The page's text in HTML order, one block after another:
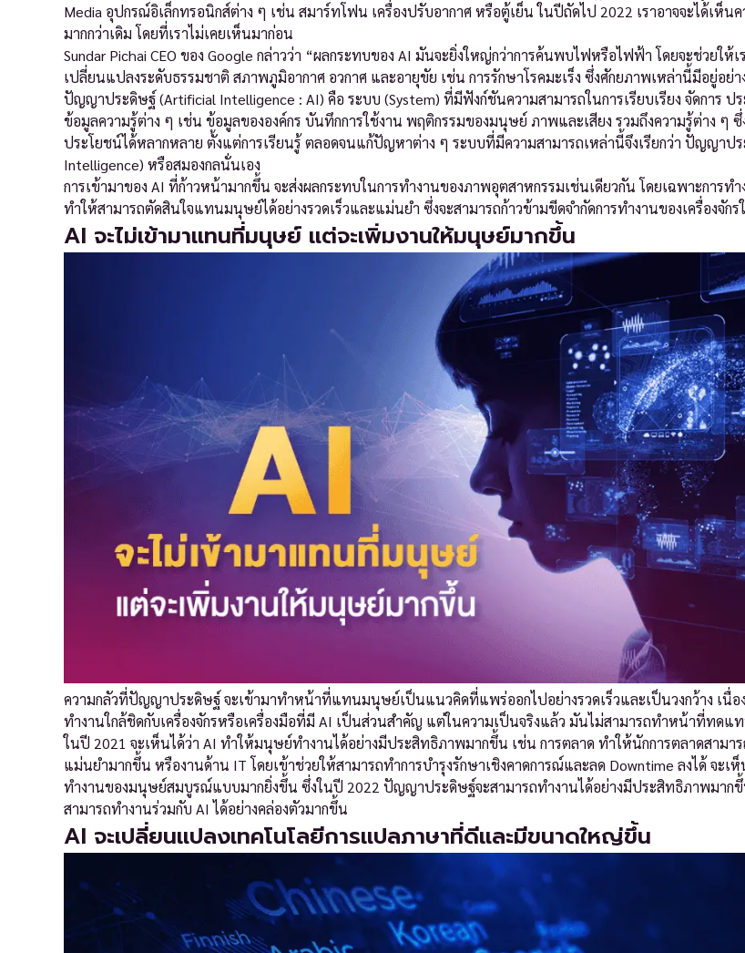
Media อุปกรณ์อิเล็กทรอนิกส์ต่าง ๆ เช่น สมาร์ทโฟน เครื่องปรับอากาศ หรือตู้เย็น ในปีถัดไป 2022 เราอาจจะได้เห็น
มากกว่าเดิม โดยที่เราไม่เคยเห็นมาก่อน
Sundar Pichai CEO ของ Google กล่าวว่า “ผลกระทบของ AI มันจะยิ่งใหญ่กว่าการค้นพบไฟหรือไฟฟ้า โดยจะช่วยให้เ
เปลี่ยนแปลงระดับธรรมชาติ สภาพภูมิอากาศ อวกาศ และอายุขัย เช่น การรักษาโรคมะเร็ง ซึ่งศักยภาพเหล่านี้มีอยู่อย่า
ปัญญาประดิษฐ์ (Artificial Intelligence : AI) คือ ระบบ (System) ที่มีฟังก์ชันความสามารถในการเรียบเรียง จัดการ ป
ข้อมูลความรู้ต่าง ๆ เช่น ข้อมูลขององค์กร บันทึกการใช้งาน พฤติกรรมของมนุษย์ ภาพและเสียง รวมถึงความรู้ต่าง ๆ ซึ่
ประโยชน์ได้หลากหลาย ตั้งแต่การเรียนรู้ ตลอดจนแก้ปัญหาต่าง ๆ ระบบที่มีความสามารถเหล่านี้จึงเรียกว่า ปัญญาป
Intelligence) หรือสมองกลนั่นเอง
การเข้ามาของ AI ที่ก้าวหน้ามากขึ้น จะส่งผลกระทบในการทำงานของภาพอุตสาหกรรมเช่นเดียวกัน โดยเฉพาะการทำ
ทำให้สามารถตัดสินใจแทนมนุษย์ได้อย่างรวดเร็วและแม่นยำ ซึ่งจะสามารถก้าวข้ามขีดจำกัดการทำงานของเครื่องจัก
AI จะไม่เข้ามาแทนที่มนุษย์ แต่จะเพิ่มงานให้มนุษย์มากขึ้น
ความกลัวที่ปัญญาประดิษฐ์ จะเข้ามาทำหน้าที่แทนมนุษย์เป็นแนวคิดที่แพร่ออกไปอย่างรวดเร็วและเป็นวงกว้าง เนื่อ
ทำงานใกล้ชิดกับเครื่องจักรหรือเครื่องมือที่มี AI เป็นส่วนสำคัญ แต่ในความเป็นจริงแล้ว มันไม่สามารถทำหน้าที่ทดแ
ในปี 2021 จะเห็นได้ว่า AI ทำให้มนุษย์ทำงานได้อย่างมีประสิทธิภาพมากขึ้น เช่น การตลาด ทำให้นักการตลาดสามาร
แม่นยำมากขึ้น หรืองานด้าน IT โดยเข้าช่วยให้สามารถทำการบำรุงรักษาเชิงคาดการณ์และลด Downtime ลงได้ จะเห็
ทำงานของมนุษย์สมบูรณ์แบบมากยิ่งขึ้น ซึ่งในปี 2022 ปัญญาประดิษฐ์จะสามารถทำงานได้อย่างมีประสิทธิภาพมาก
สามารถทำงานร่วมกับ AI ได้อย่างคล่องตัวมากขึ้น
AI จะเปลี่ยนแปลงเทคโนโลยีการแปลภาษาที่ดีและมีขนาดใหญ่ขึ้น